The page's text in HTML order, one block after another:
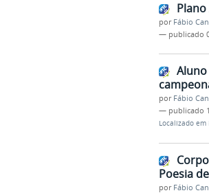
por Fábio
— publicado
por Fábio
— publicado
Localizado em
Poesia
por Fábio